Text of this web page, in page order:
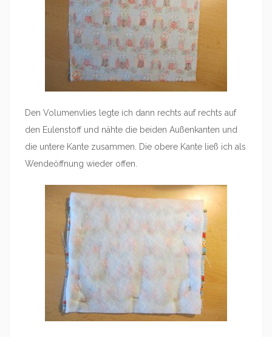
Den Volumenvlies legte ich dann rechts auf rechts auf
den Eulenstoff und nähte die beiden Außenkanten und
die untere Kante zusammen. Die obere Kante ließ ich als
Wendeöffnung wieder offen.